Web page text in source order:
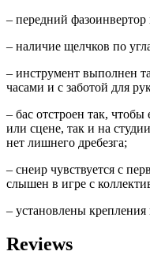
– передний фазоинвертор
– наличие щелчков по
– инструмент выполнен
часами и с заботой для
– бас отстроен так, чтобы
или сцене, так и на
нет лишнего дребезга;
– снеир чувствуется с
слышен в игре с
– установлены крепления
Reviews